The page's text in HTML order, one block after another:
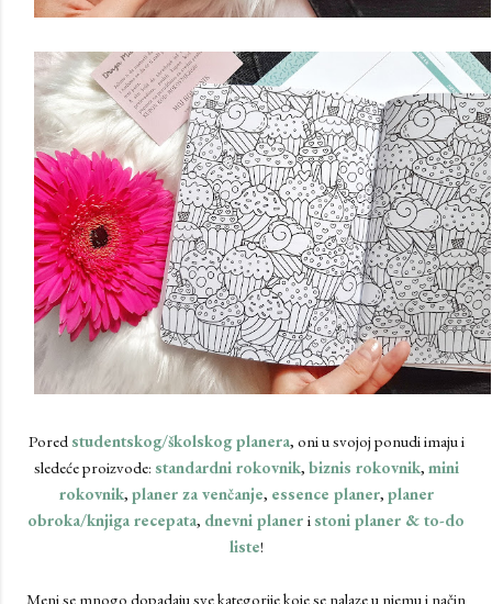
Poredstudentskog/školskog planera, oni u svojoj ponudi imaju i
sledeće proizvode: standardni rokovnik, biznis rokovnik, mini
rokovnik, planer za venčanje, essence planer, planer
obroka/knjiga recepata, dnevni planer istoni planer & to-do
liste!
Meni se mnogo dopadaju sve kategorije koje se nalaze u njemu i način